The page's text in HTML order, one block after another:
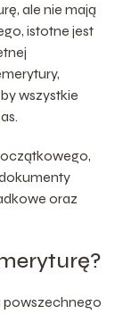
ale nie mają
istotne jest
wszystkie
oraz
powszechnego